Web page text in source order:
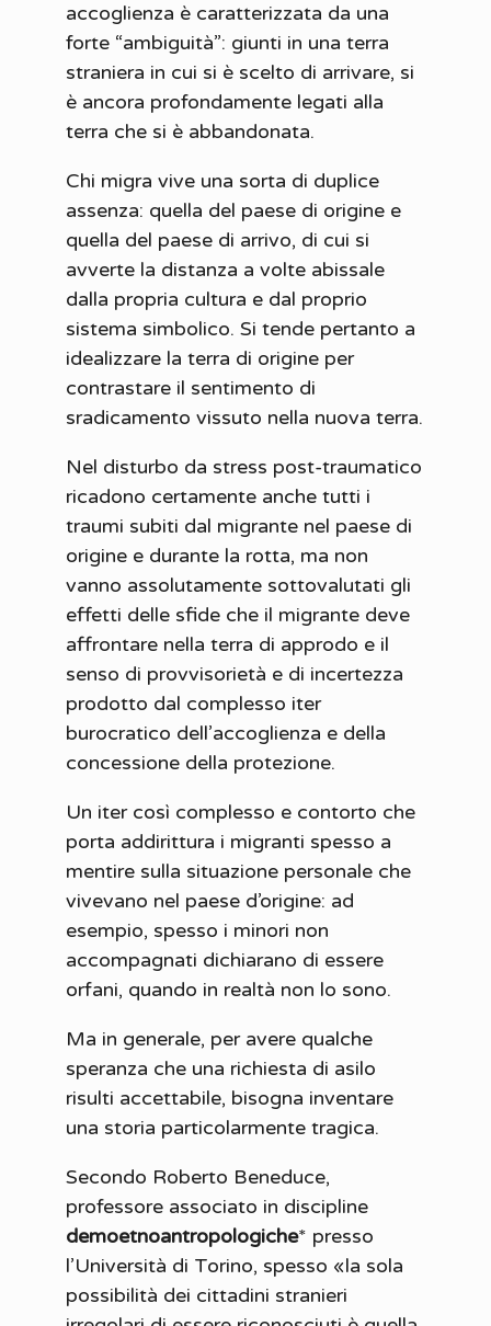
accoglienza è caratterizzata da una
forte “ambiguità”: giunti in una terra
straniera in cui si è scelto di arrivare, si
è ancora profondamente legati alla
terra che si è abbandonata.
Chi migra vive una sorta di duplice
assenza: quella del paese di origine e
quella del paese di arrivo, di cui si
avverte la distanza a volte abissale
dalla propria cultura e dal proprio
sistema simbolico. Si tende pertanto a
idealizzare la terra di origine per
contrastare il sentimento di
sradicamento vissuto nella nuova terra.
Nel disturbo da stress post-traumatico
ricadono certamente anche tutti i
traumi subiti dal migrante nel paese di
origine e durante la rotta, ma non
vanno assolutamente sottovalutati gli
effetti delle sfide che il migrante deve
affrontare nella terra di approdo e il
senso di provvisorietà e di incertezza
prodotto dal complesso iter
burocratico dell’accoglienza e della
concessione della protezione.
Un iter così complesso e contorto che
porta addirittura i migranti spesso a
mentire sulla situazione personale che
vivevano nel paese d’origine: ad
esempio, spesso i minori non
accompagnati dichiarano di essere
orfani, quando in realtà non lo sono.
Ma in generale, per avere qualche
speranza che una richiesta di asilo
risulti accettabile, bisogna inventare
una storia particolarmente tragica.
Secondo Roberto Beneduce,
professore associato in discipline
demoetnoantropologiche* presso
l’Università di Torino, spesso «la sola
possibilità dei cittadini stranieri